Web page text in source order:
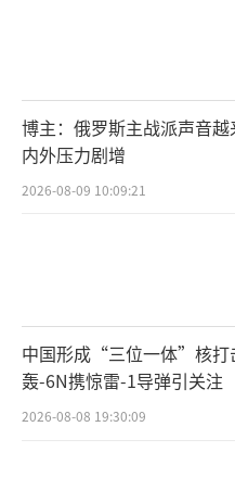
博主：俄罗斯主战派声音越
内外压力剧增
2026-08-09 10:09:21
中国形成“三位一体”核打
轰-6N携惊雷-1导弹引关注
2026-08-08 19:30:09